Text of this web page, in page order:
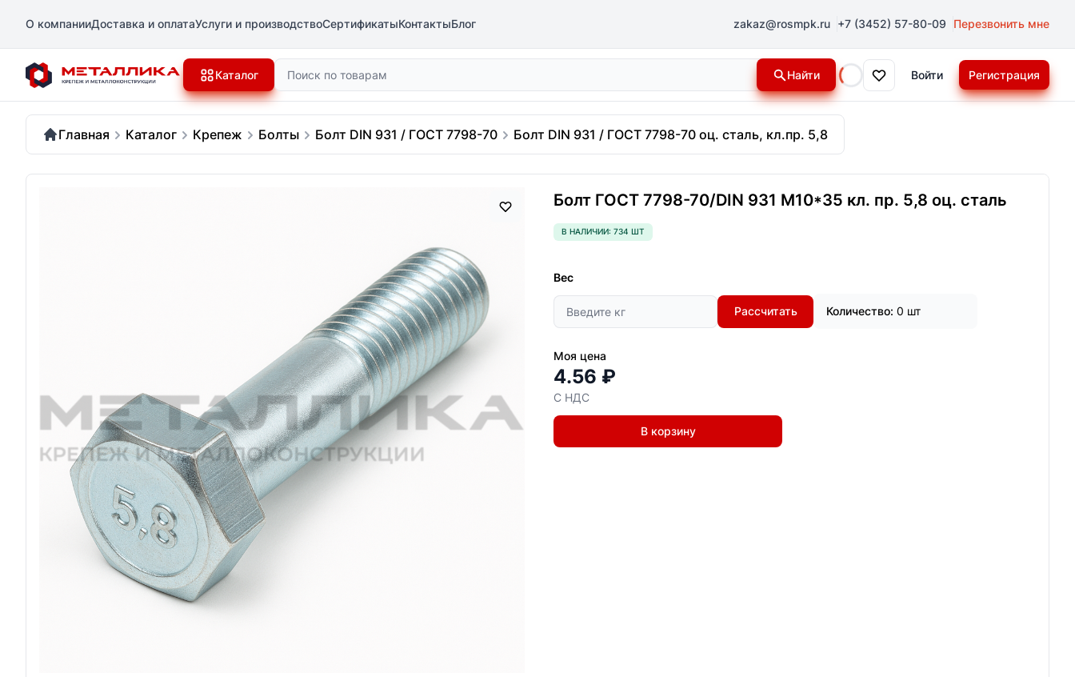
О компанииДоставка и оплатаУслуги и производствоСертификатыКонтактыБлог zakaz@rosmpk.ru +7 (3452) 57-80-09 Перезвонить мне
Каталог Поиск Найти
Loading...
Войти Регистрация
Главная Каталог Крепеж Болты Болт DIN 931 / ГОСТ 7798-70 Болт DIN 931 / ГОСТ 7798-70 оц. сталь, кл.пр. 5,8
Болт ГОСТ 7798-70/DIN 931 М10*35 кл. пр. 5,8 оц. сталь
В НАЛИЧИИ: 734 ШТ
Вес
Рассчитать Количество: 0 шт
Моя цена
4.56 ₽
С НДС
В корзину